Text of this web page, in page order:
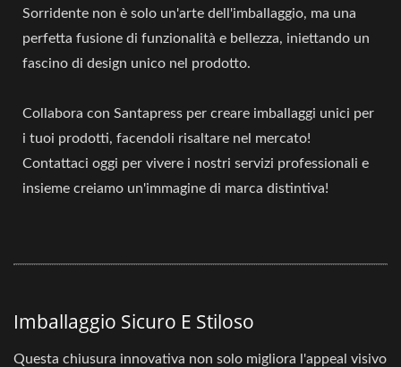
Sorridente non è solo un'arte dell'imballaggio, ma una
perfetta fusione di funzionalità e bellezza, iniettando un
fascino di design unico nel prodotto.
Collabora con Santapress per creare imballaggi unici per
i tuoi prodotti, facendoli risaltare nel mercato!
Contattaci oggi per vivere i nostri servizi professionali e
insieme creiamo un'immagine di marca distintiva!
Imballaggio Sicuro E Stiloso
Questa chiusura innovativa non solo migliora l'appeal visivo